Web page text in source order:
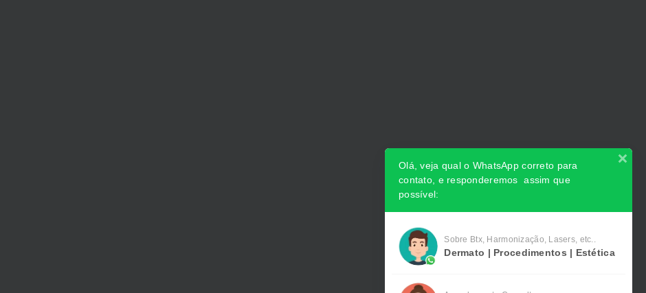
Olá, veja qual o WhatsApp correto para
contato, e responderemos assim que
possível:
Sobre Btx, Harmonização, Lasers, etc..
Dermato | Procedimentos | Estética